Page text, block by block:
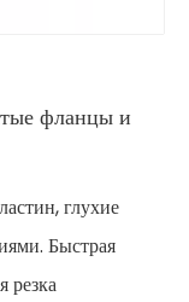
фланцы и
глухие
Быстрая
резка